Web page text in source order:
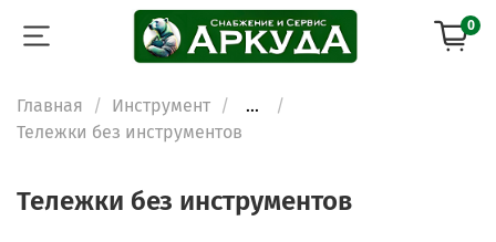
0
Главная Инструмент
...
Тележки без инструментов
Тележки без инструментов